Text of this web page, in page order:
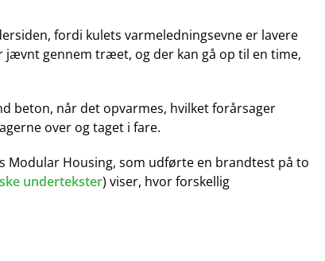
fordi kulets varmeledningsevne er lavere
gennem træet, og der kan gå op til en time,
beton, når det opvarmes, hvilket forårsager
over og taget i fare.
Housing, som udførte en brandtest på to
undertekster) viser, hvor forskellig